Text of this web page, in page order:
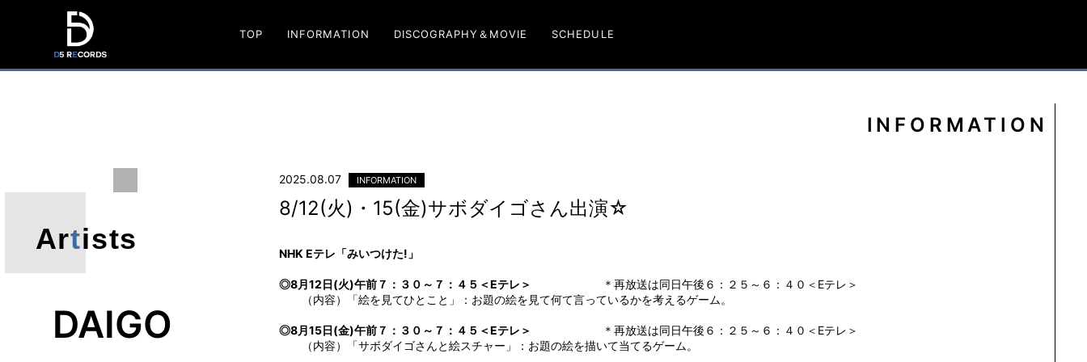
D5
TOP INFORMATION DISCOGRAPHY＆MOVIE SCHEDULE
Artists
DAIGO
INFORMATION
2025.08.07 INFORMATION
8/12(火)・15(金)サボダイゴさん出演☆
NHK Eテレ「みいつけた!」
◎8月12日(火)午前７：３０～７：４５＜Eテレ＞
＊再放送は同日午後６：２５～６：４０＜Eテレ＞
（内容）「絵を見てひとこと」：お題の絵を見て何て言っているかを考えるゲーム。
◎8月15日(金)午前７：３０～７：４５＜Eテレ＞
＊再放送は同日午後６：２５～６：４０＜Eテレ＞
（内容）「サボダイゴさんと絵スチャー」：お題の絵を描いて当てるゲーム。